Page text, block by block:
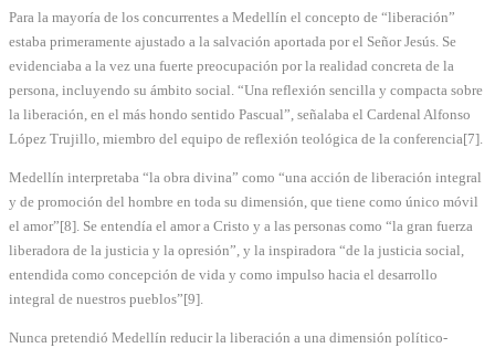
Para la mayoría de los concurrentes a Medellín el concepto de “liberación”
estaba primeramente ajustado a la salvación aportada por el Señor Jesús. Se
evidenciaba a la vez una fuerte preocupación por la realidad concreta de la
persona, incluyendo su ámbito social. “Una reflexión sencilla y compacta sobre
la liberación, en el más hondo sentido Pascual”, señalaba el Cardenal Alfonso
López Trujillo, miembro del equipo de reflexión teológica de la conferencia[7].
Medellín interpretaba “la obra divina” como “una acción de liberación integral
y de promoción del hombre en toda su dimensión, que tiene como único móvil
el amor”[8]. Se entendía el amor a Cristo y a las personas como “la gran fuerza
liberadora de la justicia y la opresión”, y la inspiradora “de la justicia social,
entendida como concepción de vida y como impulso hacia el desarrollo
integral de nuestros pueblos”[9].
Nunca pretendió Medellín reducir la liberación a una dimensión político-